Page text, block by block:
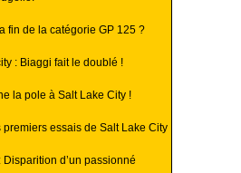
fin de la catégorie GP 125 ?
: Biaggi fait le doublé !
la pole à Salt Lake City !
premiers essais de Salt Lake City
Disparition d’un passionné